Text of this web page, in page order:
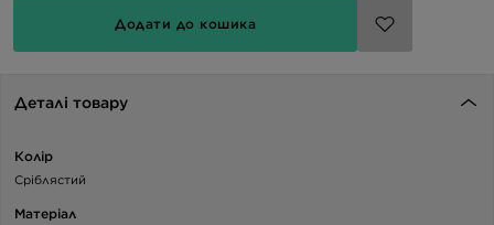
Додати до кошика
Деталі товару
Колір
Сріблястий
Матеріал